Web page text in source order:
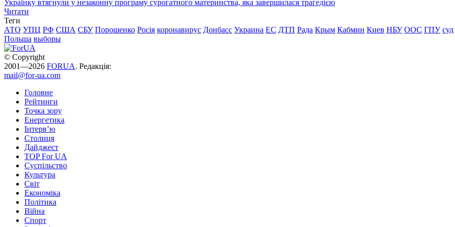
Українку втягнули у незаконну програму сурогатного материнства, яка завершилася трагедією
Читати
Теги
АТО УПЦ РФ США СБУ Порошенко Росія коронавирус Донбасс Украина ЕС ДТП Рада Крым Кабмин Киев НБУ ООС ГПУ суд
Польша выборы
© Copyright
2001—2026 FORUA. Редакція:
mail@for-ua.com
Головне
Рейтинги
Точка зору
Енергетика
Інтерв’ю
Столиця
Дайджест
TOP For UA
Суспiльство
Культура
Світ
Економіка
Політика
Війна
Спорт